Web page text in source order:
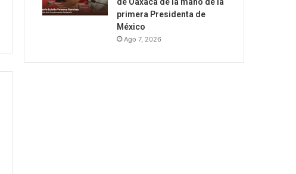
primera Presidenta de
México
Ago 7, 2026